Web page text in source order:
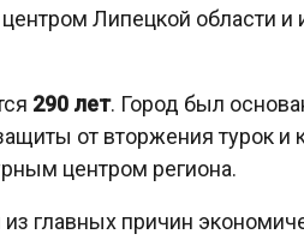
Липецкой области
290 лет. Город был
от вторжения турок и
центром региона.
главных причин